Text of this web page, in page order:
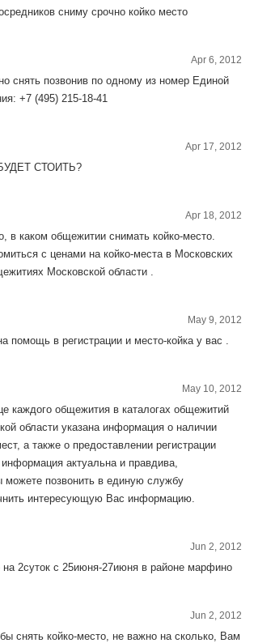
сниму срочно койко место
Apr 6, 2012
снять позвонив по одному из номер Единой
+7 (495) 215-18-41
Apr 17, 2012
СТОИТЬ?
Apr 18, 2012
в каком общежитии снимать койко-место.
с ценами на койко-места в Московских
Московской области .
May 9, 2012
помощь в регистрации и место-койка у вас .
May 10, 2012
каждого общежития в каталогах общежитий
области указана информация о наличии
а также о предоставлении регистрации
актуальна и правдива,
можете позвонить в единую службу
интересующую Вас информацию.
Jun 2, 2012
на 2суток с 25июня-27июня в районе марфино
Jun 2, 2012
снять койко-место, не важно на сколько, Вам